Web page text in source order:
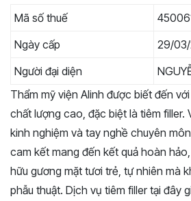
Mã số thuế
Ngày cấp
29/03/
Người đại diện
Thẩm mỹ viện Alinh được biết đến
chất lượng cao, đặc biệt là tiêm filler.
kinh nghiệm và tay nghề chuyên
cam kết mang đến kết quả hoàn
hữu gương mặt tươi trẻ, tự nhiên mà
phẫu thuật. Dịch vụ tiêm filler tại đây